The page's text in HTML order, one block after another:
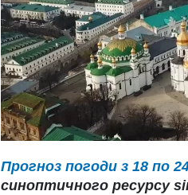
Прогноз погоди з 18 по
синоптичного ресурсу